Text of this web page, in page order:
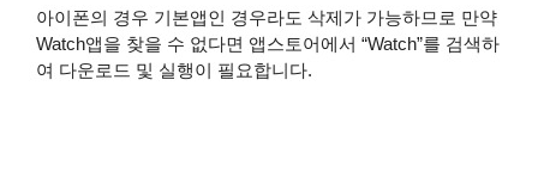
아이폰의 경우 기본앱인 경우라도 삭제가 가능하므로 만약
Watch앱을 찾을 수 없다면 앱스토어에서 “Watch”를 검색하
여 다운로드 및 실행이 필요합니다.